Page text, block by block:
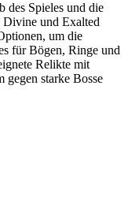
des Spieles und die
Divine und Exalted
um die
für Bögen, Ringe und
Relikte mit
starke Bosse